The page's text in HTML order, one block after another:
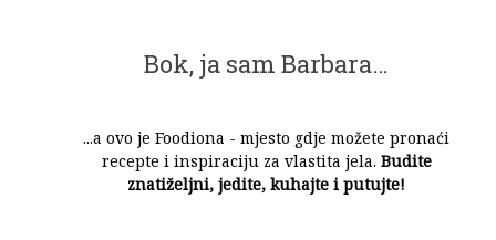
Bok, ja sam Barbara…
...a ovo je Foodiona - mjesto gdje možete pronaći
recepte i inspiraciju za vlastita jela. Budite
znatiželjni, jedite, kuhajte i putujte!